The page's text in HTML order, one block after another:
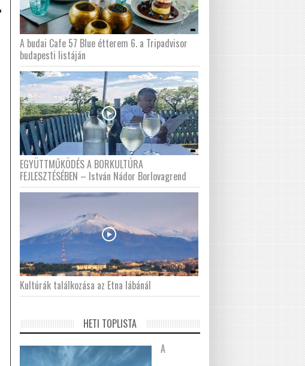
A budai Cafe 57 Blue étterem 6. a Tripadvisor
budapesti listáján
EGYÜTTMŰKÖDÉS A BORKULTÚRA
FEJLESZTÉSÉBEN – István Nádor Borlovagrend
Kultúrák találkozása az Etna lábánál
HETI TOPLISTA
A